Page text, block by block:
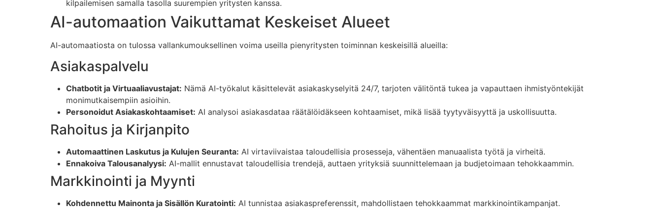
kilpailemisen samalla tasolla suurempien yritysten kanssa.
AI-automaation Vaikuttamat Keskeiset Alueet
AI-automaatiosta on tulossa vallankumouksellinen voima useilla pienyritysten toiminnan keskeisillä alueilla:
Asiakaspalvelu
Chatbotit ja Virtuaaliavustajat: Nämä AI-työkalut käsittelevät asiakaskyselyitä 24/7, tarjoten välitöntä tukea ja vapauttaen ihmistyöntekijät
monimutkaisempiin asioihin.
Personoidut Asiakaskohtaamiset: AI analysoi asiakasdataa räätälöidäkseen kohtaamiset, mikä lisää tyytyväisyyttä ja uskollisuutta.
Rahoitus ja Kirjanpito
Automaattinen Laskutus ja Kulujen Seuranta: AI virtaviivaistaa taloudellisia prosesseja, vähentäen manuaalista työtä ja virheitä.
Ennakoiva Talousanalyysi: AI-mallit ennustavat taloudellisia trendejä, auttaen yrityksiä suunnittelemaan ja budjetoimaan tehokkaammin.
Markkinointi ja Myynti
Kohdennettu Mainonta ja Sisällön Kuratointi: AI tunnistaa asiakaspreferenssit, mahdollistaen tehokkaammat markkinointikampanjat.